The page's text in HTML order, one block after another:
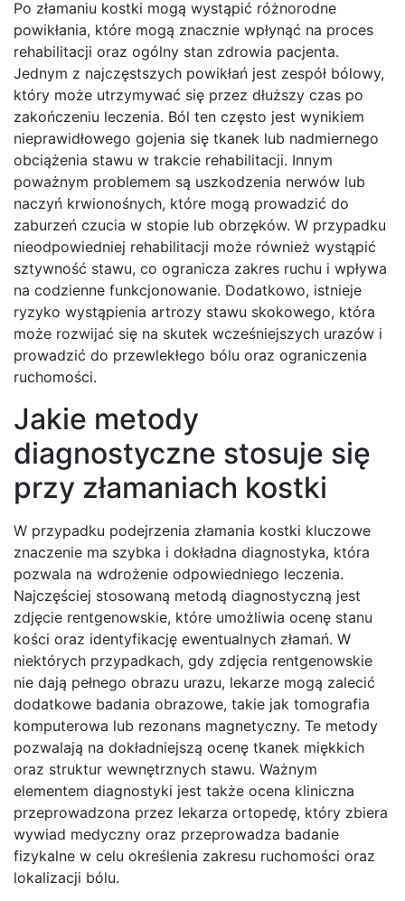
Po złamaniu kostki mogą wystąpić różnorodne
powikłania, które mogą znacznie wpłynąć na proces
rehabilitacji oraz ogólny stan zdrowia pacjenta.
Jednym z najczęstszych powikłań jest zespół bólowy,
który może utrzymywać się przez dłuższy czas po
zakończeniu leczenia. Ból ten często jest wynikiem
nieprawidłowego gojenia się tkanek lub nadmiernego
obciążenia stawu w trakcie rehabilitacji. Innym
poważnym problemem są uszkodzenia nerwów lub
naczyń krwionośnych, które mogą prowadzić do
zaburzeń czucia w stopie lub obrzęków. W przypadku
nieodpowiedniej rehabilitacji może również wystąpić
sztywność stawu, co ogranicza zakres ruchu i wpływa
na codzienne funkcjonowanie. Dodatkowo, istnieje
ryzyko wystąpienia artrozy stawu skokowego, która
może rozwijać się na skutek wcześniejszych urazów i
prowadzić do przewlekłego bólu oraz ograniczenia
ruchomości.
Jakie metody
diagnostyczne stosuje się
przy złamaniach kostki
W przypadku podejrzenia złamania kostki kluczowe
znaczenie ma szybka i dokładna diagnostyka, która
pozwala na wdrożenie odpowiedniego leczenia.
Najczęściej stosowaną metodą diagnostyczną jest
zdjęcie rentgenowskie, które umożliwia ocenę stanu
kości oraz identyfikację ewentualnych złamań. W
niektórych przypadkach, gdy zdjęcia rentgenowskie
nie dają pełnego obrazu urazu, lekarze mogą zalecić
dodatkowe badania obrazowe, takie jak tomografia
komputerowa lub rezonans magnetyczny. Te metody
pozwalają na dokładniejszą ocenę tkanek miękkich
oraz struktur wewnętrznych stawu. Ważnym
elementem diagnostyki jest także ocena kliniczna
przeprowadzona przez lekarza ortopedę, który zbiera
wywiad medyczny oraz przeprowadza badanie
fizykalne w celu określenia zakresu ruchomości oraz
lokalizacji bólu.